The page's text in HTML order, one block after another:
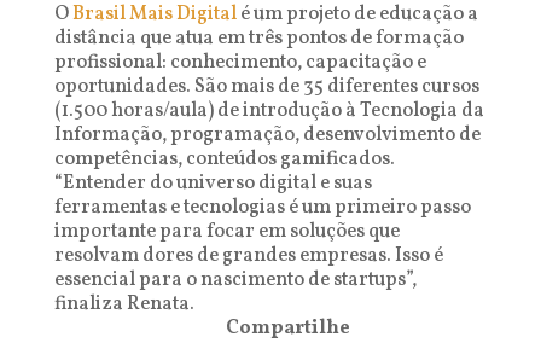
OBrasil Mais Digitalé um projeto de educação a
distância que atua em três pontos de formação
profissional: conhecimento, capacitação e
oportunidades. São mais de 35 diferentes cursos
(1.500 horas/aula) de introdução à Tecnologia da
Informação, programação, desenvolvimento de
competências, conteúdos gamificados.
“Entender do universo digital e suas
ferramentas e tecnologias é um primeiro passo
importante para focar em soluções que
resolvam dores de grandes empresas. Isso é
essencial para o nascimento de startups”,
finaliza Renata.
Compartilhe